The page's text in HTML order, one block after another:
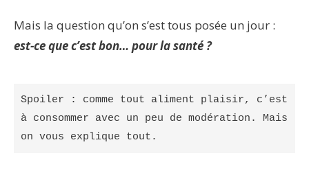
Mais la question qu’on s’est tous posée un jour :
est-ce que c’est bon… pour la santé ?
Spoiler : comme tout aliment plaisir, c’est
à consommer avec un peu de modération. Mais
on vous explique tout.